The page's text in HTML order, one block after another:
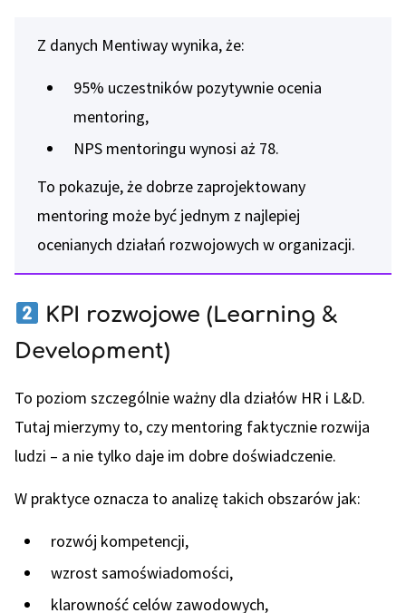
Z danych Mentiway wynika, że:
95% uczestników pozytywnie ocenia
mentoring,
NPS mentoringu wynosi aż 78.
To pokazuje, że dobrze zaprojektowany
mentoring może być jednym z najlepiej
ocenianych działań rozwojowych w organizacji.
KPI rozwojowe (Learning &
Development)
To poziom szczególnie ważny dla działów HR i L&D.
Tutaj mierzymy to, czy mentoring faktycznie rozwija
ludzi – a nie tylko daje im dobre doświadczenie.
W praktyce oznacza to analizę takich obszarów jak:
rozwój kompetencji,
wzrost samoświadomości,
klarowność celów zawodowych,